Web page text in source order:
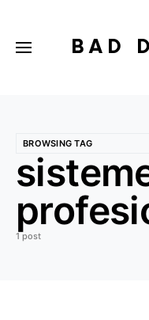
BAD
BROWSING TAG
1 post